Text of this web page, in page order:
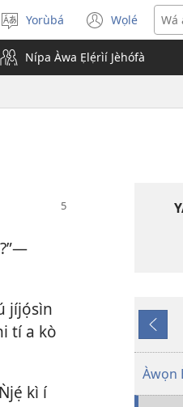
Yan
èdè
Yorùbá Wọlé
(opens
new
window)
Nípa Àwa Ẹlẹ́rìí Jèhófà
jíjọ́sìn
tí a kò
kì í
Pa
Dà
Àwọn